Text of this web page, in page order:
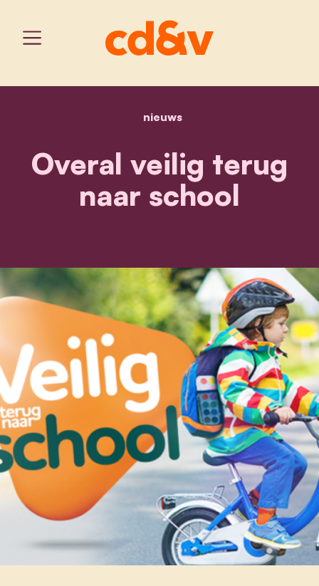
home
nieuwsoveral veilig terug naar
Overal veilig terug
naar school